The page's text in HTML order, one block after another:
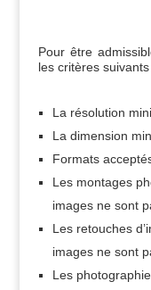
Pour être
les critères suivants
La résolution
La dimension
Formats
Les montages
images ne sont
Les retouches
images ne sont
Les